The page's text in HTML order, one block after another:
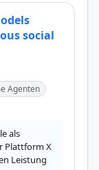
social
Agenten
als
Plattform X
Leistung